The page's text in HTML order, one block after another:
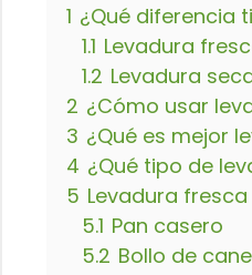
1 ¿Qué diferencia
1.1 Levadura
1.2 Levadura
2 ¿Cómo usar
3 ¿Qué es mejor
4 ¿Qué tipo de
5 Levadura fresca
5.1 Pan casero
5.2 Bollo de